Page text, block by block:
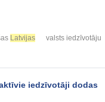
Latvijas
valsts iedzīvotāju
iedzīvotāji dodas